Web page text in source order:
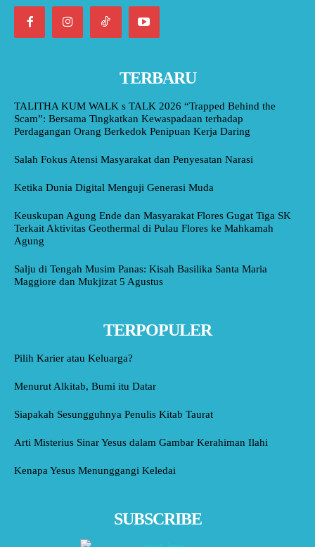
TERBARU
TALITHA KUM WALK s TALK 2026 “Trapped Behind the
Scam”: Bersama Tingkatkan Kewaspadaan terhadap
Perdagangan Orang Berkedok Penipuan Kerja Daring
Salah Fokus Atensi Masyarakat dan Penyesatan Narasi
Ketika Dunia Digital Menguji Generasi Muda
Keuskupan Agung Ende dan Masyarakat Flores Gugat Tiga SK
Terkait Aktivitas Geothermal di Pulau Flores ke Mahkamah
Agung
Salju di Tengah Musim Panas: Kisah Basilika Santa Maria
Maggiore dan Mukjizat 5 Agustus
TERPOPULER
Pilih Karier atau Keluarga?
Menurut Alkitab, Bumi itu Datar
Siapakah Sesungguhnya Penulis Kitab Taurat
Arti Misterius Sinar Yesus dalam Gambar Kerahiman Ilahi
Kenapa Yesus Menunggangi Keledai
SUBSCRIBE